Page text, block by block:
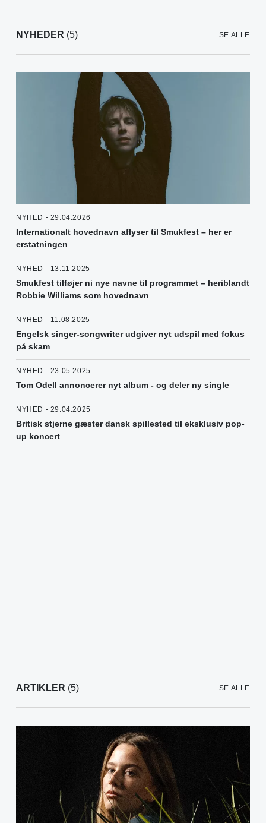
NYHEDER (5) SE ALLE
NYHED - 29.04.2026
Internationalt hovednavn aflyser til Smukfest – her er
erstatningen
NYHED - 13.11.2025
Smukfest tilføjer ni nye navne til programmet – heriblandt
Robbie Williams som hovednavn
NYHED - 11.08.2025
Engelsk singer-songwriter udgiver nyt udspil med fokus
på skam
NYHED - 23.05.2025
Tom Odell annoncerer nyt album - og deler ny single
NYHED - 29.04.2025
Britisk stjerne gæster dansk spillested til eksklusiv pop-
up koncert
ARTIKLER (5) SE ALLE